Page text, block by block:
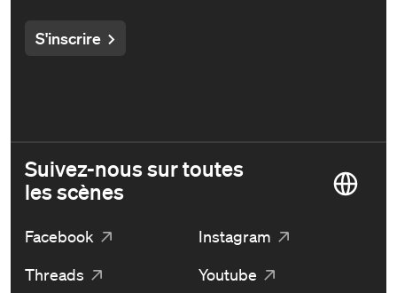
S'inscrire
Suivez-nous sur toutes
les scènes
Facebook
Instagram
Threads
Youtube